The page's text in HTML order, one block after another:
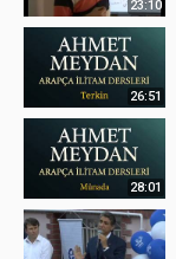
23:10
26:51
28:01